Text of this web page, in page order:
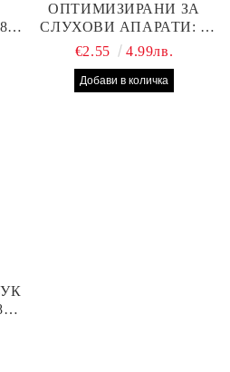
ОПТИМИЗИРАНИ ЗА
СЛУХОВИ АПАРАТИ: 8
БРОЯ RAYOVAC EXTRA
ПРОИЗВОДИТЕЛНОСТ
€2.55 4.99лв.